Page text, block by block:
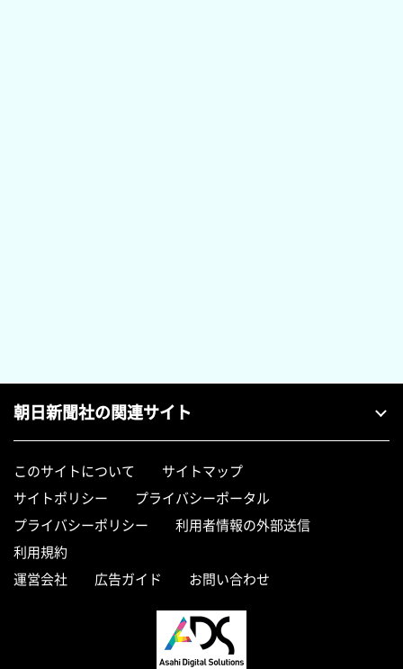
朝日新聞社の関連サイト
このサイトについて
サイトマップ
サイトポリシー
プライバシーポータル
プライバシーポリシー
利用者情報の外部送信
利用規約
運営会社
広告ガイド お問い合わせ